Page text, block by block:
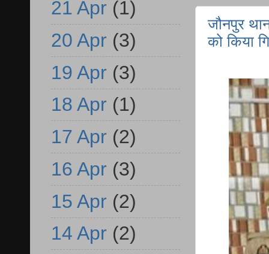
जौनपुर
को किया
21 Apr (1)
20 Apr (3)
19 Apr (3)
18 Apr (1)
17 Apr (2)
16 Apr (3)
15 Apr (2)
14 Apr (2)